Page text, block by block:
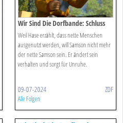
Wir Sind Die Dorfbande: Schluss
Mit Lustig
Weil Hase erzählt, dass nette Menschen
ausgenutzt werden, will Samson nicht mehr
der nette Samson sein. Er ändert sein
verhalten und sorgt für Unruhe.
09-07-2024 ZDF
Alle Folgen